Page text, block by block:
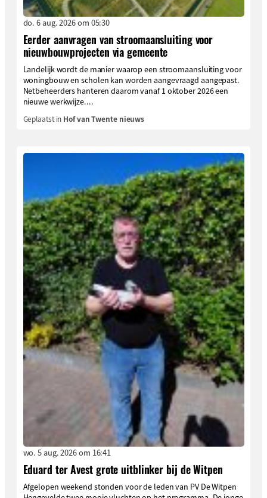
do. 6 aug. 2026 om 05:30
Eerder aanvragen van stroomaansluiting voor
nieuwbouwprojecten via gemeente
Landelijk wordt de manier waarop een stroomaansluiting voor
woningbouw en scholen kan worden aangevraagd aangepast.
Netbeheerders hanteren daarom vanaf 1 oktober 2026 een
nieuwe werkwijze....
Geplaatst in Hof van Twente nieuws
wo. 5 aug. 2026 om 16:41
Eduard ter Avest grote uitblinker bij de Witpen
Afgelopen weekend stonden voor de leden van PV De Witpen